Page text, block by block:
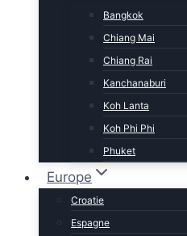
Bangkok
Chiang Mai
Chiang Rai
Kanchanaburi
Koh Lanta
Koh Phi Phi
Phuket
Europe
Croatie
Espagne